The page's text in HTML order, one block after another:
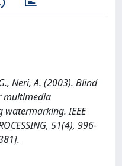
Neri, A. (2003). Blind
multimedia
IEEE
51(4), 996-